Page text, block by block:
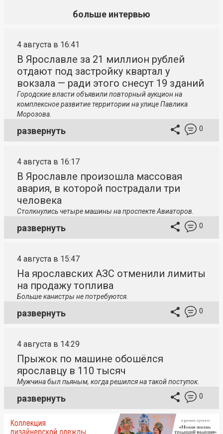
больше интервью
4 августа в 16:41
В Ярославле за 21 миллион рублей
отдают под застройку квартал у
вокзала — ради этого снесут 19 зданий
Городские власти объявили повторный аукцион на
комплексное развитие территории на улице Павлика
Морозова.
развернуть 0
4 августа в 16:17
В Ярославле произошла массовая
авария, в которой пострадали три
человека
Столкнулись четыре машины на проспекте Авиаторов.
развернуть 0
4 августа в 15:47
На ярославских АЗС отменили лимиты
на продажу топлива
Больше канистры не потребуются.
развернуть 0
4 августа в 14:29
Прыжок по машине обошёлся
ярославцу в 110 тысяч
Мужчина был пьяным, когда решился на такой поступок.
развернуть 0